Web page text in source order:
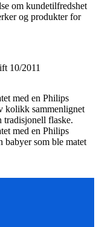
om kundetilfredshet
og produkter for
10/2011
med en Philips
kolikk sammenlignet
tradisjonell flaske.
med en Philips
babyer som ble matet